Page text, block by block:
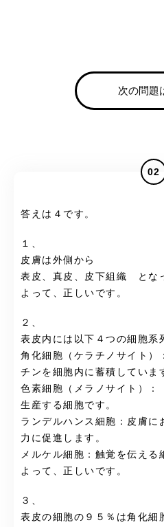
次の問題
02
答えは４です。
１、
皮膚は外側から
表皮、真皮、皮下組織 とな
よって、正しいです。
２、
表皮内には以下４つの細胞系
角化細胞（ケラチノサイト）
チンを細胞内に蓄積していま
色素細胞（メラノサイト）：
生産する細胞です。
ランデルハンス細胞：皮膚に
力に促進します。
メルケル細胞：触覚を伝える
よって、正しいです。
３、
表皮の細胞の９５％は角化細